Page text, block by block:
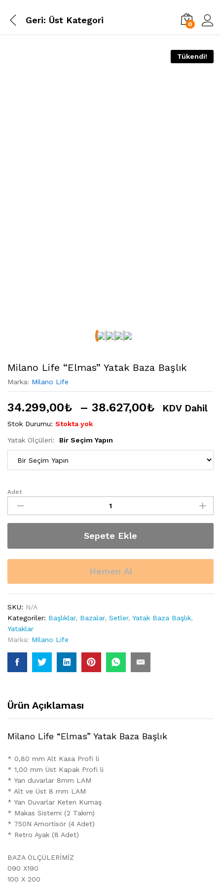
Geri: Üst Kategori 0
Tükendi!
Milano Life “Elmas” Yatak Baza Başlık
Marka: Milano Life
34.299,00₺ – 38.627,00₺ KDV Dahil
Stok Durumu: Stokta yok
Yatak Ölçüleri: Bir Seçim Yapın
Milano
Life
"Elmas"
Yatak
Başlık
quantity
Adet
Sepete Ekle
Hemen Al
SKU: N/A
Kategoriler: Başlıklar, Bazalar, Setler, Yatak Baza Başlık,
Yataklar
Marka: Milano Life
Ürün Açıklaması
Milano Life “Elmas” Yatak Baza Başlık
* 0,80 mm Alt Kasa Profi li
* 1,00 mm Üst Kapak Profi li
* Yan duvarlar 8mm LAM
* Alt ve Üst 8 mm LAM
* Yan Duvarlar Keten Kumaş
* Makas Sistemi (2 Takım)
* 750N Amortisör (4 Adet)
* Retro Ayak (8 Adet)
BAZA ÖLÇÜLERİMİZ
090 X190
100 X 200